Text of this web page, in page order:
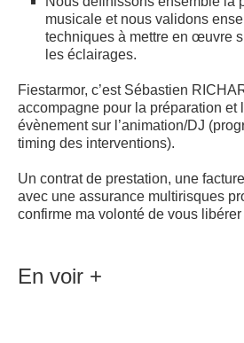
musicale et nous validons
techniques à mettre en œuvre
les éclairages.
Fiestarmor, c’est Sébastien
accompagne pour la préparation et
évènement sur l’animation/DJ
timing des interventions).
Un contrat de prestation, une
avec une assurance multirisques
confirme ma volonté de vous
En voir +